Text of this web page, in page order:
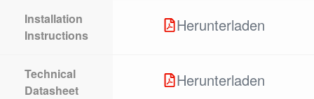
Installation
Instructions
Herunterladen
Technical
Datasheet
Herunterladen